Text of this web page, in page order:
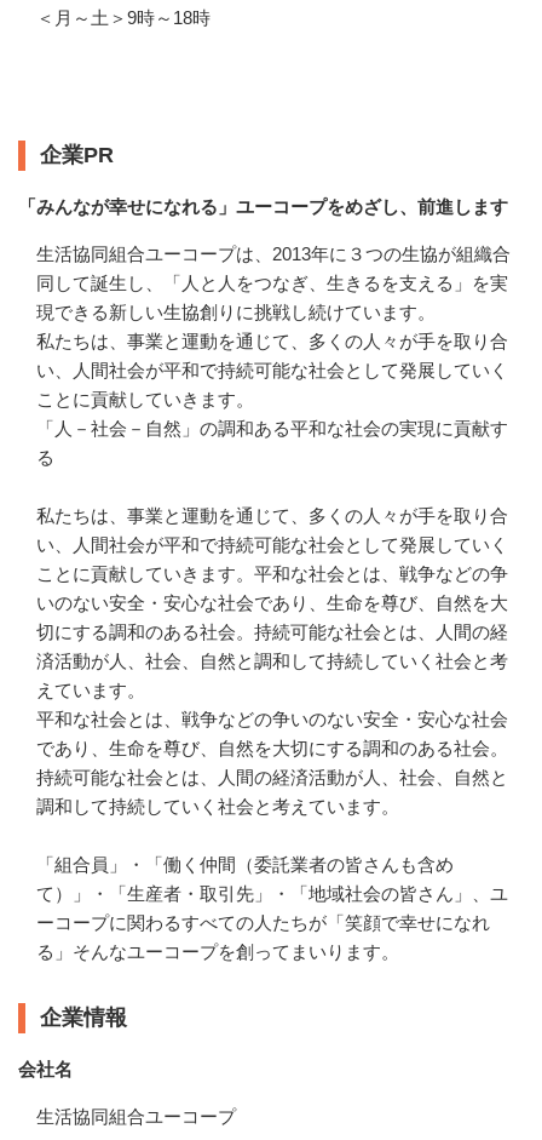
＜月～土＞9時～18時
企業PR
「みんなが幸せになれる」ユーコープをめざし、前進します
生活協同組合ユーコープは、2013年に３つの生協が組織合
同して誕生し、「人と人をつなぎ、生きるを支える」を実
現できる新しい生協創りに挑戦し続けています。
私たちは、事業と運動を通じて、多くの人々が手を取り合
い、人間社会が平和で持続可能な社会として発展していく
ことに貢献していきます。
「人－社会－自然」の調和ある平和な社会の実現に貢献す
る
私たちは、事業と運動を通じて、多くの人々が手を取り合
い、人間社会が平和で持続可能な社会として発展していく
ことに貢献していきます。平和な社会とは、戦争などの争
いのない安全・安心な社会であり、生命を尊び、自然を大
切にする調和のある社会。持続可能な社会とは、人間の経
済活動が人、社会、自然と調和して持続していく社会と考
えています。
平和な社会とは、戦争などの争いのない安全・安心な社会
であり、生命を尊び、自然を大切にする調和のある社会。
持続可能な社会とは、人間の経済活動が人、社会、自然と
調和して持続していく社会と考えています。
「組合員」・「働く仲間（委託業者の皆さんも含め
て）」・「生産者・取引先」・「地域社会の皆さん」、ユ
ーコープに関わるすべての人たちが「笑顔で幸せになれ
る」そんなユーコープを創ってまいります。
企業情報
会社名
生活協同組合ユーコープ